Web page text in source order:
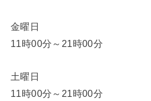
金曜日
11時00分～21時00分
土曜日
11時00分～21時00分